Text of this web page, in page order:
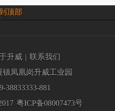
顶部
升威 | 联系我们
镇凤凰岗升威工业园
38833333-881
粤ICP备08007473号